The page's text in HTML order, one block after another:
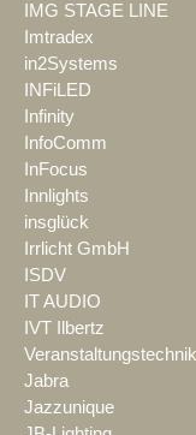
IMG STAGE LINE
Imtradex
in2Systems
INFiLED
Infinity
InfoComm
InFocus
Innlights
insglück
Irrlicht GmbH
ISDV
IT AUDIO
IVT Ilbertz
Veranstaltungstechnik
Jabra
Jazzunique